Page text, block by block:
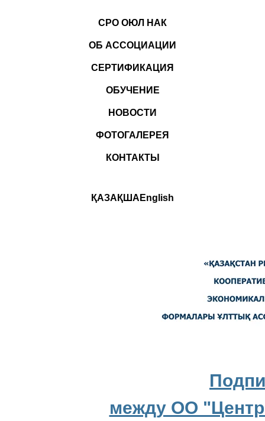
СРО ОЮЛ НАК
ОБ АССОЦИАЦИИ
СЕРТИФИКАЦИЯ
ОБУЧЕНИЕ
НОВОСТИ
ФОТОГАЛЕРЕЯ
КОНТАКТЫ
ҚАЗАҚША English
между ОО "Центр